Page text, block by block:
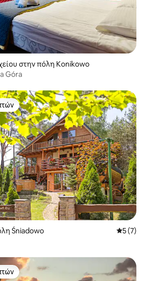
στην πόλη Konikowo
Góra
Śniadowo Μέση
5 (7)